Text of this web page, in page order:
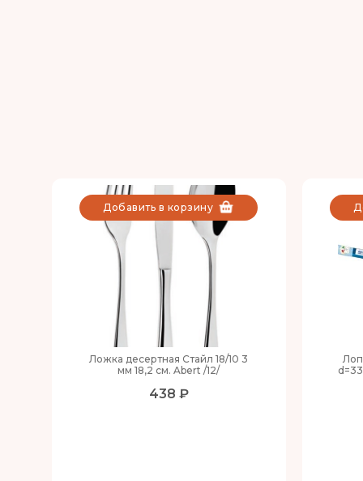
Ложка десертная Стайл 18/10 3
мм 18,2 см. Abert /12/
438 ₽
Добавить в корзину